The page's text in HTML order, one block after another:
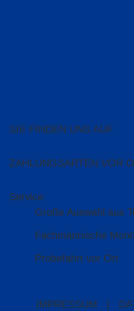
SIE FINDEN UNS AUF
ZAHLUNGSARTEN VOR
Service
Große Auswahl aus
Fachmännische
Probefahrt vor Ort
IMPRESSUM